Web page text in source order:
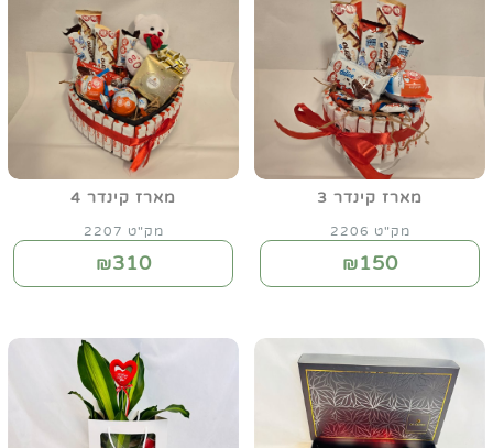
מארז קינדר 3
מק"ט 2206
₪150
מארז קינדר 4
מק"ט 2207
₪310